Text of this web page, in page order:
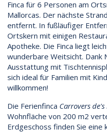
Finca für 6 Personen am
Mallorcas. Der nächste
entfernt. In fußläufiger
Ortskern mit einigen
Apotheke. Die Finca liegt
wunderbare Weitsicht. Dank
Ausstattung mit
sich ideal für Familien mit
willkommen!
Die Ferienfinca Carrovers
Wohnfläche von 200 m2
Erdgeschoss finden Sie